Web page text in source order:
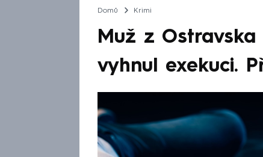
Domů Krimi
Muž z
vyhnul exekuci.